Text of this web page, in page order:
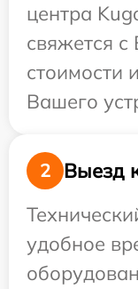
центра
свяжется
стоимости
Вашего
2
Выезд
удобное